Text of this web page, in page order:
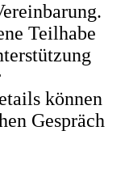
Teilhabe
können
Gespräch